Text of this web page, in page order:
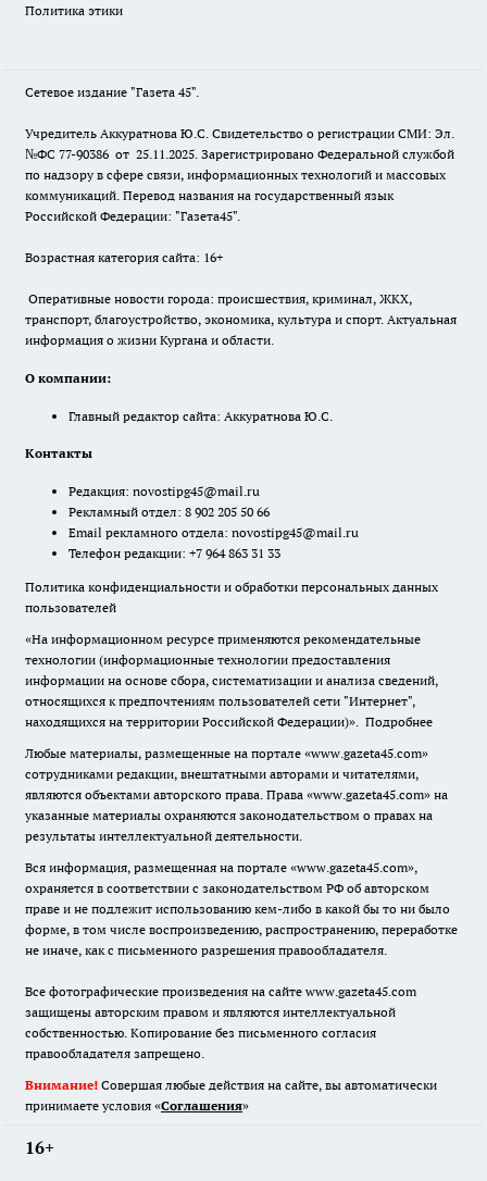
Политика этики
Сетевое издание "Газета 45".
Учредитель Аккуратнова Ю.С. Свидетельство о регистрации СМИ: Эл.
№ФС 77-90386 от 25.11.2025. Зарегистрировано Федеральной службой
по надзору в сфере связи, информационных технологий и массовых
коммуникаций. Перевод названия на государственный язык
Российской Федерации: "Газета45".
Возрастная категория сайта: 16+
Оперативные новости города: происшествия, криминал, ЖКХ,
транспорт, благоустройство, экономика, культура и спорт. Актуальная
информация о жизни Кургана и области.
О компании:
Главный редактор сайта: Аккуратнова Ю.С.
Контакты
Редакция: novostipg45@mail.ru
Рекламный отдел: 8 902 205 50 66
Email рекламного отдела: novostipg45@mail.ru
Телефон редакции: +7 964 863 31 33
Политика конфиденциальности и обработки персональных данных
пользователей
«На информационном ресурсе применяются рекомендательные
технологии (информационные технологии предоставления
информации на основе сбора, систематизации и анализа сведений,
относящихся к предпочтениям пользователей сети "Интернет",
находящихся на территории Российской Федерации)». Подробнее
Любые материалы, размещенные на портале «www.gazeta45.com»
сотрудниками редакции, внештатными авторами и читателями,
являются объектами авторского права. Права «www.gazeta45.com» на
указанные материалы охраняются законодательством о правах на
результаты интеллектуальной деятельности.
Вся информация, размещенная на портале «www.gazeta45.com»,
охраняется в соответствии с законодательством РФ об авторском
праве и не подлежит использованию кем-либо в какой бы то ни было
форме, в том числе воспроизведению, распространению, переработке
не иначе, как с письменного разрешения правообладателя.
Все фотографические произведения на сайте www.gazeta45.com
защищены авторским правом и являются интеллектуальной
собственностью. Копирование без письменного согласия
правообладателя запрещено.
Внимание! Совершая любые действия на сайте, вы автоматически
принимаете условия «Cоглашения»
16+